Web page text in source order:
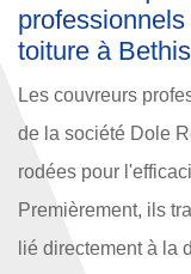
toiture à
Les couvreurs
de la société Dole
rodées pour
Premièrement, ils
lié directement à la